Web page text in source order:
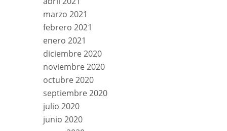
marzo 2021
febrero 2021
enero 2021
diciembre 2020
noviembre 2020
octubre 2020
septiembre 2020
julio 2020
junio 2020